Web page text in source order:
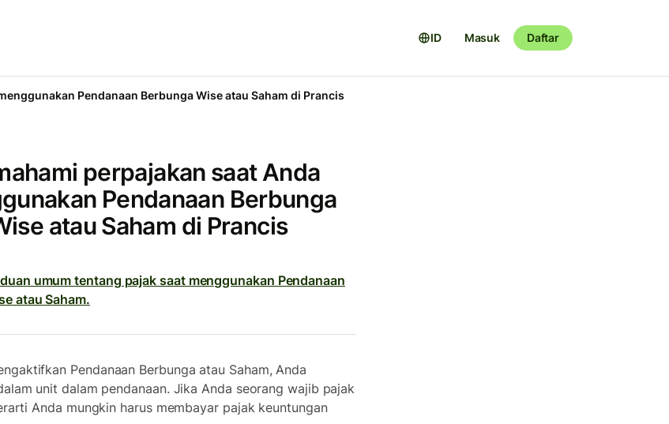
ID Masuk Daftar
Pendanaan Berbunga Wise atau Saham di Prancis
perpajakan saat Anda
Pendanaan Berbunga
atau Saham di Prancis
umum tentang pajak saat menggunakan Pendanaan
atau Saham.
Pendanaan Berbunga atau Saham, Anda
unit dalam pendanaan. Jika Anda seorang wajib pajak
Anda mungkin harus membayar pajak keuntungan